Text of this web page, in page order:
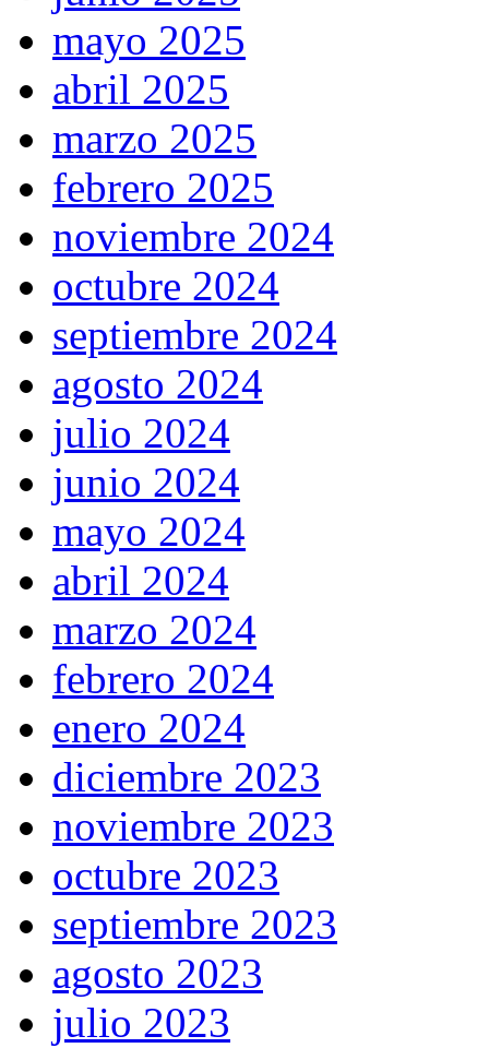
mayo 2025
abril 2025
marzo 2025
febrero 2025
noviembre 2024
octubre 2024
septiembre 2024
agosto 2024
julio 2024
junio 2024
mayo 2024
abril 2024
marzo 2024
febrero 2024
enero 2024
diciembre 2023
noviembre 2023
octubre 2023
septiembre 2023
agosto 2023
julio 2023